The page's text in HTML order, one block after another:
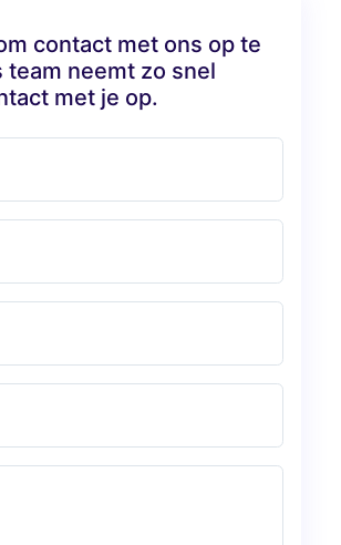
contact met ons op te
team neemt zo snel
met je op.